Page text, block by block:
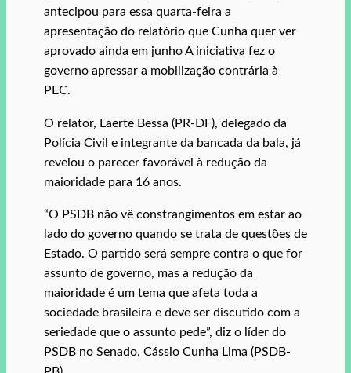
antecipou para essa quarta-feira a
apresentação do relatório que Cunha quer ver
aprovado ainda em junho A iniciativa fez o
governo apressar a mobilização contrária à
PEC.
O relator, Laerte Bessa (PR-DF), delegado da
Polícia Civil e integrante da bancada da bala, já
revelou o parecer favorável à redução da
maioridade para 16 anos.
“O PSDB não vê constrangimentos em estar ao
lado do governo quando se trata de questões de
Estado. O partido será sempre contra o que for
assunto de governo, mas a redução da
maioridade é um tema que afeta toda a
sociedade brasileira e deve ser discutido com a
seriedade que o assunto pede”, diz o líder do
PSDB no Senado, Cássio Cunha Lima (PSDB-